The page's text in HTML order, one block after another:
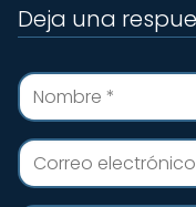
Deja una